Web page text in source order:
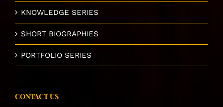
KNOWLEDGE SERIES
SHORT BIOGRAPHIES
PORTFOLIO SERIES
CONTACT US